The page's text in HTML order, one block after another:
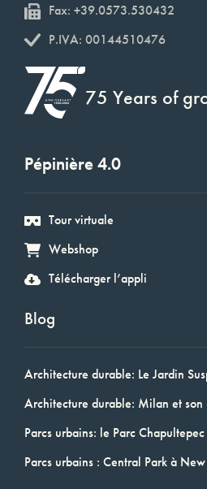
Fax: +39.0573.530432
P.IVA: 00144510476
75 Years of
Pépinière 4.0
Tour virtuale
Webshop
Télécharger l’appli
Blog
Architecture durable: Le Jardin
Architecture durable: Milan et son
Parcs urbains: le Parc
Parcs urbains : Central Park à